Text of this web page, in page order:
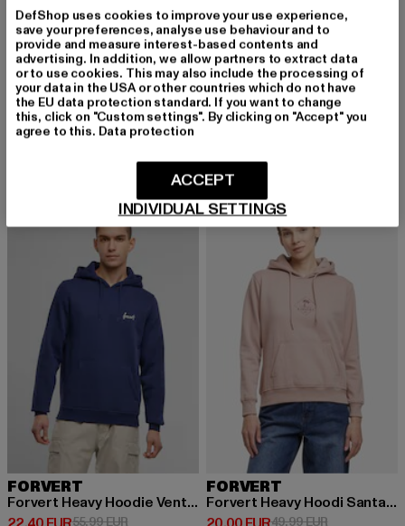
FORVERT
Forvert Heavy Hoodie Oceanside
49,99 EUR
Derzeitiger Preis: 49,99 EUR
FORVERT
FORVERT
Forvert Heavy Hoodie Ventura
55,99 EURAktionspreis: 55,99 EUR
-60%
FORVERT
Forvert Heavy Hoodi Santa Rosa
49,99 EURAktionspreis:
DefShop uses cookies to improve your use experience,
save your preferences, analyse use behaviour and to
provide and measure interest-based contents and
advertising. In addition, we allow partners to extract data
or to use cookies. This may also include the processing of
your data in the USA or other countries which do not have
the EU data protection standard. If you want to change
this, click on "Custom settings". By clicking on "Accept" you
agree to this. Data protection
INDIVIDUAL SETTINGS
ACCEPT